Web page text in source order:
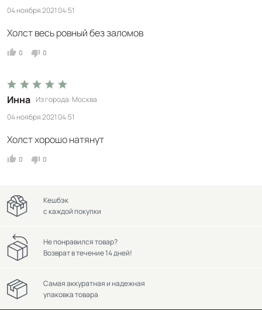
04 ноября 2021 04:51
Холст весь ровный без заломов
0 0
Инна Из города Москва
04 ноября 2021 04:51
Холст хорошо натянут
0 0
Кешбэк
с каждой покупки
Не понравился товар?
Возврат в течение 14 дней!
Самая аккуратная и надежная
упаковка товара